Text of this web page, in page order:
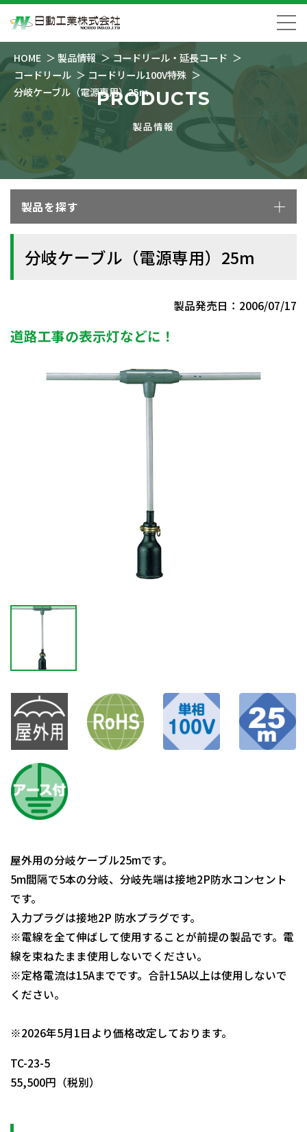
HOME 製品情報
コードリール・延長コード
コードリール
コードリール100V特殊
分岐ケーブル（電源専用）25mPRODUCTS
製品情報
製品を探す
分岐ケーブル（電源専用）25m
製品発売日：2006/07/17
道路工事の表示灯などに！
屋外用の分岐ケーブル25mです。
5m間隔で5本の分岐、分岐先端は接地2P防水コンセント
です。
入力プラグは接地2P 防水プラグです。
※電線を全て伸ばして使用することが前提の製品です。電
線を束ねたまま使用しないでください。
※定格電流は15Aまでです。合計15A以上は使用しないで
ください。
※2026年5月1日より価格改定しております。
TC-23-5
55,500円（税別）